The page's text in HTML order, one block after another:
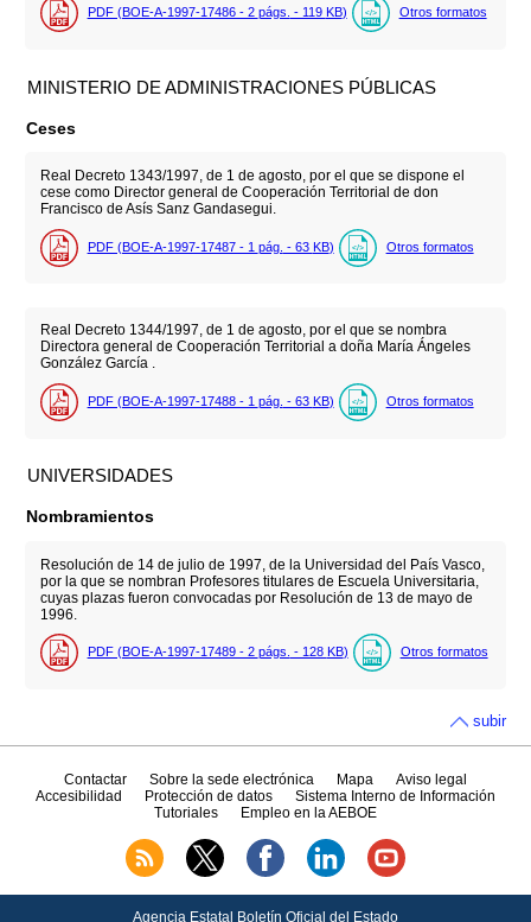
PDF (BOE-A-1997-17486 - 2 págs. - 119 KB) Otros formatos
MINISTERIO DE ADMINISTRACIONES PÚBLICAS
Ceses
Real Decreto 1343/1997, de 1 de agosto, por el que se dispone el
cese como Director general de Cooperación Territorial de don
Francisco de Asís Sanz Gandasegui.
PDF (BOE-A-1997-17487 - 1 pág. - 63 KB) Otros formatos
Real Decreto 1344/1997, de 1 de agosto, por el que se nombra
Directora general de Cooperación Territorial a doña María Ángeles
González García .
PDF (BOE-A-1997-17488 - 1 pág. - 63 KB) Otros formatos
UNIVERSIDADES
Nombramientos
Resolución de 14 de julio de 1997, de la Universidad del País Vasco,
por la que se nombran Profesores titulares de Escuela Universitaria,
cuyas plazas fueron convocadas por Resolución de 13 de mayo de
1996.
PDF (BOE-A-1997-17489 - 2 págs. - 128 KB) Otros formatos
subir
Contactar Sobre la sede electrónica Mapa
Aviso legal
Accesibilidad
Protección de datos
Sistema Interno de Información
Tutoriales
Empleo en la AEBOE
Agencia Estatal Boletín Oficial del Estado